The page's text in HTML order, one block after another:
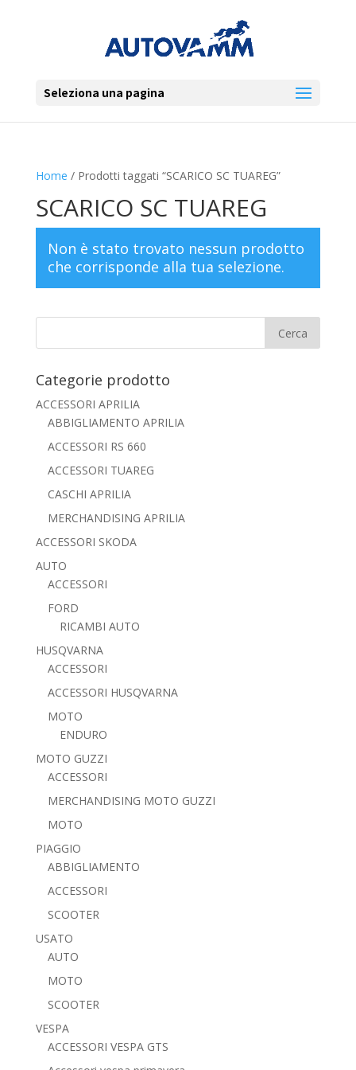
Seleziona una pagina
Home / Prodotti taggati “SCARICO SC TUAREG”
SCARICO SC TUAREG
Non è stato trovato nessun prodotto
che corrisponde alla tua selezione.
Categorie prodotto
ACCESSORI APRILIA
ABBIGLIAMENTO APRILIA
ACCESSORI RS 660
ACCESSORI TUAREG
CASCHI APRILIA
MERCHANDISING APRILIA
ACCESSORI SKODA
AUTO
ACCESSORI
FORD
RICAMBI AUTO
HUSQVARNA
ACCESSORI
ACCESSORI HUSQVARNA
MOTO
ENDURO
MOTO GUZZI
ACCESSORI
MERCHANDISING MOTO GUZZI
MOTO
PIAGGIO
ABBIGLIAMENTO
ACCESSORI
SCOOTER
USATO
AUTO
MOTO
SCOOTER
VESPA
ACCESSORI VESPA GTS